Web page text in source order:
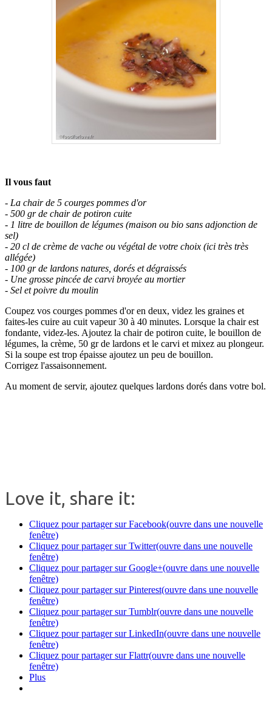
Il vous faut
- La chair de 5 courges pommes d'or
- 500 gr de chair de potiron cuite
- 1 litre de bouillon de légumes (maison ou bio sans adjonction de
sel)
- 20 cl de crème de vache ou végétal de votre choix (ici très très
allégée)
- 100 gr de lardons natures, dorés et dégraissés
- Une grosse pincée de carvi broyée au mortier
- Sel et poivre du moulin
Coupez vos courges pommes d'or en deux, videz les graines et
faites-les cuire au cuit vapeur 30 à 40 minutes. Lorsque la chair est
fondante, videz-les. Ajoutez la chair de potiron cuite, le bouillon de
légumes, la crème, 50 gr de lardons et le carvi et mixez au plongeur.
Si la soupe est trop épaisse ajoutez un peu de bouillon.
Corrigez l'assaisonnement.
Au moment de servir, ajoutez quelques lardons dorés dans votre bol.
Love it, share it:
Cliquez pour partager sur Facebook(ouvre dans une nouvelle
fenêtre)
Cliquez pour partager sur Twitter(ouvre dans une nouvelle
fenêtre)
Cliquez pour partager sur Google+(ouvre dans une nouvelle
fenêtre)
Cliquez pour partager sur Pinterest(ouvre dans une nouvelle
fenêtre)
Cliquez pour partager sur Tumblr(ouvre dans une nouvelle
fenêtre)
Cliquez pour partager sur LinkedIn(ouvre dans une nouvelle
fenêtre)
Cliquez pour partager sur Flattr(ouvre dans une nouvelle
fenêtre)
Plus